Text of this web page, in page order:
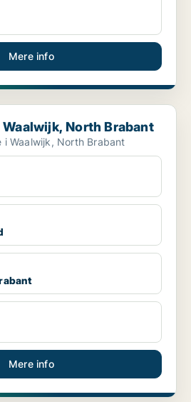
Mere info
North Brabant
Erhvervsgrund i Waalwijk, North Brabant
Erhvervsgrund til leje i Waalwijk, North Brabant
Mere info